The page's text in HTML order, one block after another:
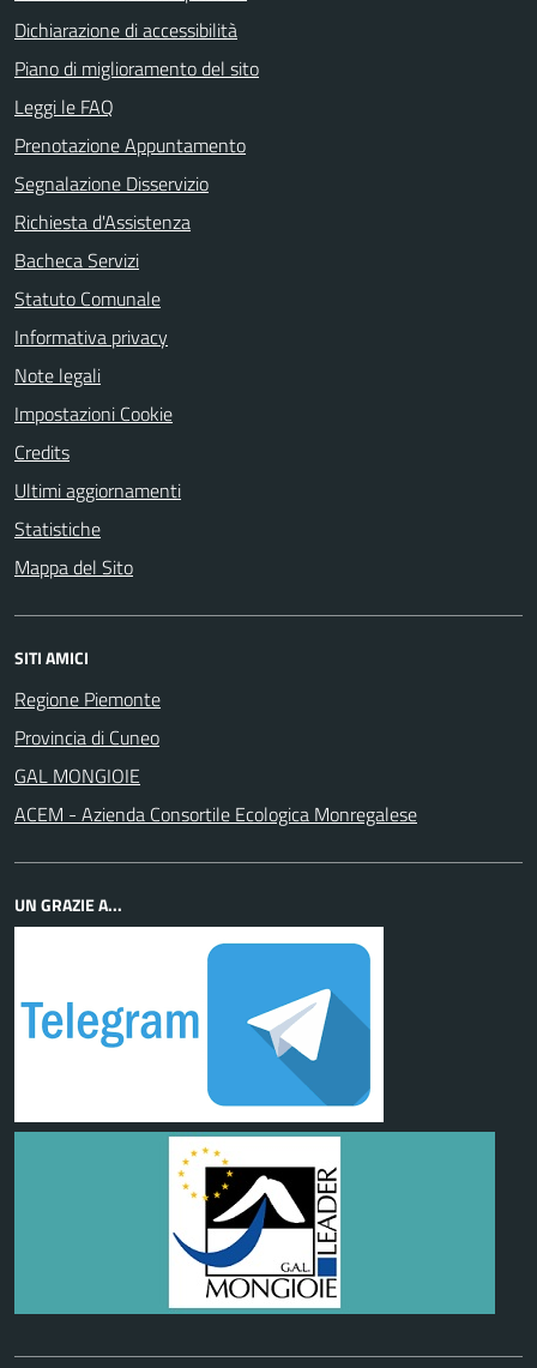
Dichiarazione di accessibilità
Piano di miglioramento del sito
Leggi le FAQ
Prenotazione Appuntamento
Segnalazione Disservizio
Richiesta d'Assistenza
Bacheca Servizi
Statuto Comunale
Informativa privacy
Note legali
Impostazioni Cookie
Credits
Ultimi aggiornamenti
Statistiche
Mappa del Sito
SITI AMICI
Regione Piemonte
Provincia di Cuneo
GAL MONGIOIE
ACEM - Azienda Consortile Ecologica Monregalese
UN GRAZIE A...